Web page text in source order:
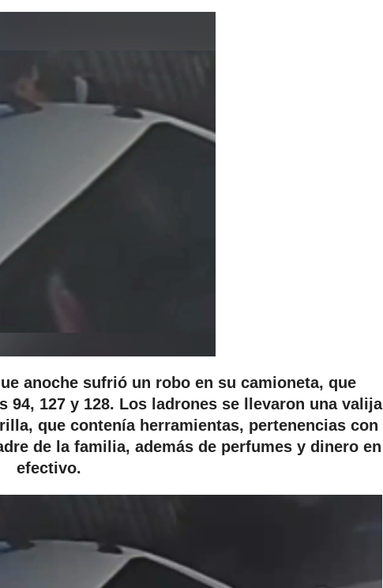
anoche sufrió un robo en su camioneta, que
127 y 128. Los ladrones se llevaron una valija
que contenía herramientas, pertenencias con
de la familia, además de perfumes y dinero en
efectivo.